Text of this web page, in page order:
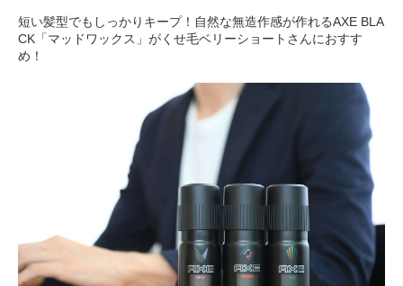
短い髪型でもしっかりキープ！自然な無造作感が作れるAXE BLA
CK「マッドワックス」がくせ毛ベリーショートさんにおすす
め！